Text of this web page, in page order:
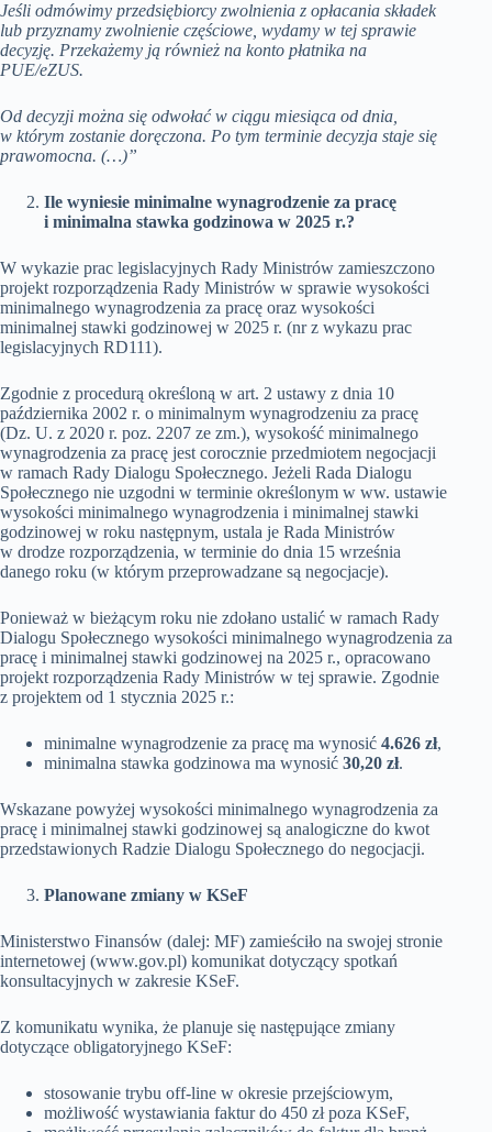
Jeśli odmówimy przedsiębiorcy zwolnienia z opłacania składek
lub przyznamy zwolnienie częściowe, wydamy w tej sprawie
decyzję. Przekażemy ją również na konto płatnika na
PUE/eZUS.
Od decyzji można się odwołać w ciągu miesiąca od dnia,
w którym zostanie doręczona. Po tym terminie decyzja staje się
prawomocna. (…)”
Ile wyniesie minimalne wynagrodzenie za pracę
i minimalna stawka godzinowa w 2025 r.?
W wykazie prac legislacyjnych Rady Ministrów zamieszczono
projekt rozporządzenia Rady Ministrów w sprawie wysokości
minimalnego wynagrodzenia za pracę oraz wysokości
minimalnej stawki godzinowej w 2025 r. (nr z wykazu prac
legislacyjnych RD111).
Zgodnie z procedurą określoną w art. 2 ustawy z dnia 10
października 2002 r. o minimalnym wynagrodzeniu za pracę
(Dz. U. z 2020 r. poz. 2207 ze zm.), wysokość minimalnego
wynagrodzenia za pracę jest corocznie przedmiotem negocjacji
w ramach Rady Dialogu Społecznego. Jeżeli Rada Dialogu
Społecznego nie uzgodni w terminie określonym w ww. ustawie
wysokości minimalnego wynagrodzenia i minimalnej stawki
godzinowej w roku następnym, ustala je Rada Ministrów
w drodze rozporządzenia, w terminie do dnia 15 września
danego roku (w którym przeprowadzane są negocjacje).
Ponieważ w bieżącym roku nie zdołano ustalić w ramach Rady
Dialogu Społecznego wysokości minimalnego wynagrodzenia za
pracę i minimalnej stawki godzinowej na 2025 r., opracowano
projekt rozporządzenia Rady Ministrów w tej sprawie. Zgodnie
z projektem od 1 stycznia 2025 r.:
minimalne wynagrodzenie za pracę ma wynosić 4.626 zł,
minimalna stawka godzinowa ma wynosić 30,20 zł.
Wskazane powyżej wysokości minimalnego wynagrodzenia za
pracę i minimalnej stawki godzinowej są analogiczne do kwot
przedstawionych Radzie Dialogu Społecznego do negocjacji.
Planowane zmiany w KSeF
Ministerstwo Finansów (dalej: MF) zamieściło na swojej stronie
internetowej (www.gov.pl) komunikat dotyczący spotkań
konsultacyjnych w zakresie KSeF.
Z komunikatu wynika, że planuje się następujące zmiany
dotyczące obligatoryjnego KSeF:
stosowanie trybu off-line w okresie przejściowym,
możliwość wystawiania faktur do 450 zł poza KSeF,